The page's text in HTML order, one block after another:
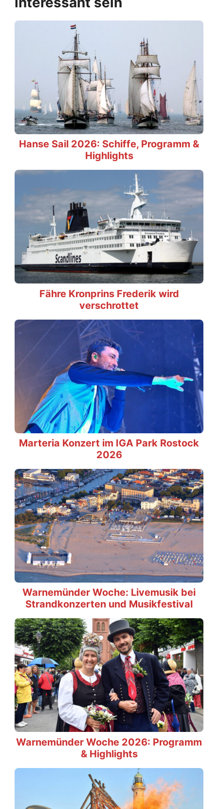
Hanse Sail 2026: Schiffe, Programm &
Highlights
Fähre Kronprins Frederik wird
verschrottet
Marteria Konzert im IGA Park Rostock
2026
Warnemünder Woche: Livemusik bei
Strandkonzerten und Musikfestival
Warnemünder Woche 2026: Programm
& Highlights